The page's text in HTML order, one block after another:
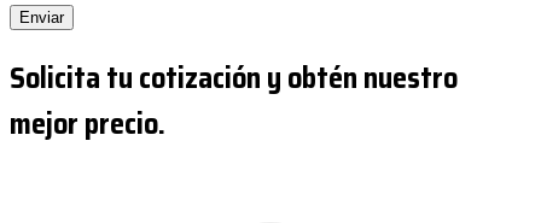
Enviar
Solicita tu cotización y obtén nuestro
mejor precio.